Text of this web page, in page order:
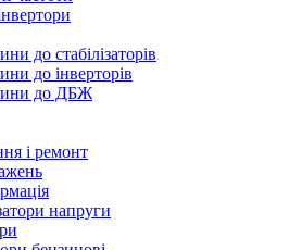
до стабілізаторів
до інверторів
до ДБЖ
і ремонт
напруги